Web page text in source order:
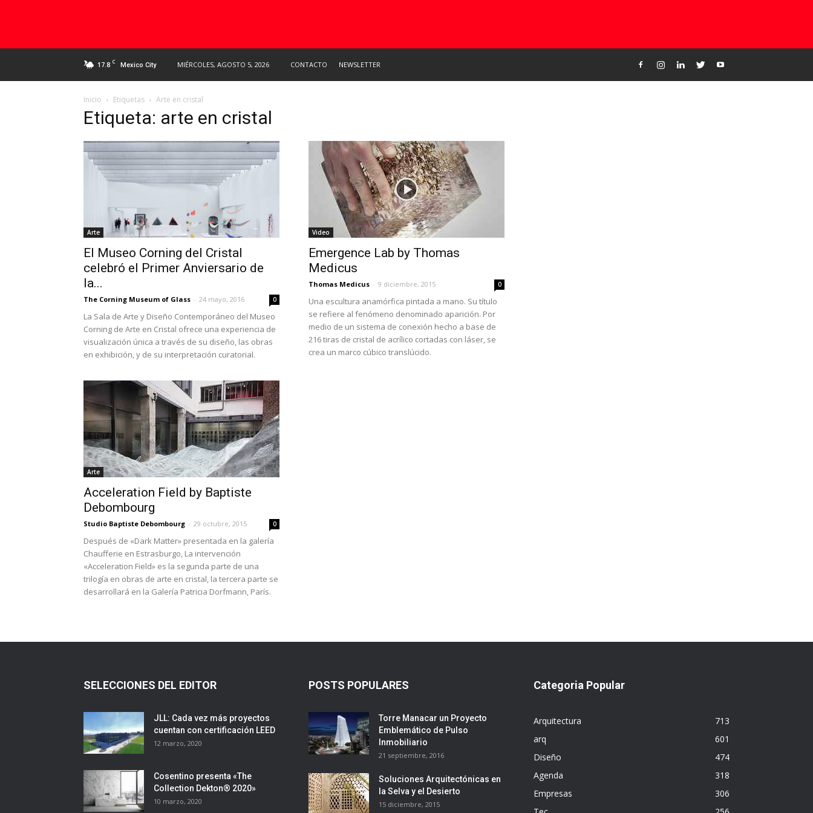
17.8 C Mexico City MIÉRCOLES, AGOSTO 5, 2026 CONTACTO NEWSLETTER
Inicio Etiquetas Arte en cristal
Etiqueta: arte en cristal
Arte
El Museo Corning del Cristal
celebró el Primer Anviersario de
la...
The Corning Museum of Glass - 24 mayo, 2016 0
La Sala de Arte y Diseño Contemporáneo del Museo
Corning de Arte en Cristal ofrece una experiencia de
visualización única a través de su diseño, las obras
en exhibición, y de su interpretación curatorial.
Video
Emergence Lab by Thomas
Medicus
Thomas Medicus - 9 diciembre, 2015 0
Una escultura anamórfica pintada a mano. Su título
se refiere al fenómeno denominado aparición. Por
medio de un sistema de conexión hecho a base de
216 tiras de cristal de acrílico cortadas con láser, se
crea un marco cúbico translúcido.
Arte
Acceleration Field by Baptiste
Debombourg
Studio Baptiste Debombourg - 29 octubre, 2015 0
Después de «Dark Matter» presentada en la galería
Chaufferie en Estrasburgo, La intervención
«Acceleration Field» es la segunda parte de una
trilogía en obras de arte en cristal, la tercera parte se
desarrollará en la Galería Patricia Dorfmann, París.
SELECCIONES DEL EDITOR
JLL: Cada vez más proyectos
cuentan con certificación LEED
12 marzo, 2020
Cosentino presenta «The
Collection Dekton® 2020»
10 marzo, 2020
POSTS POPULARES
Torre Manacar un Proyecto
Emblemático de Pulso
Inmobiliario
21 septiembre, 2016
Soluciones Arquitectónicas en
la Selva y el Desierto
15 diciembre, 2015
Categoria Popular
Arquitectura
713
arq
601
Diseño
474
Agenda
318
Empresas
306